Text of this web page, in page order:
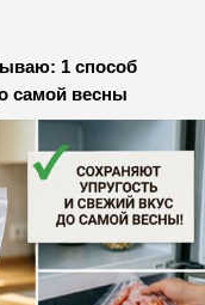
1 способ
самой весны